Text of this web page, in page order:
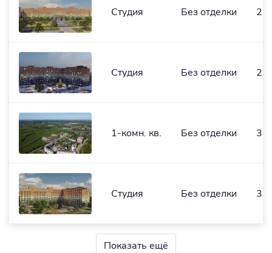
Студия Без отделки
Студия Без отделки
1-комн. кв. Без отделки
Студия Без отделки
Показать ещё